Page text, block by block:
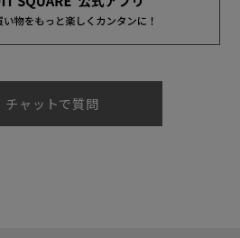
チャットで質問